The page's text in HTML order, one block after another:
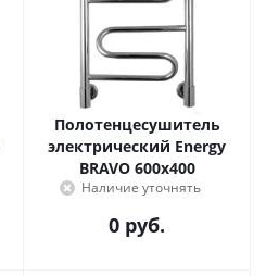
Полотенцесушитель
электрический Energy
BRAVO 600x400
Наличие уточнять
0 руб.